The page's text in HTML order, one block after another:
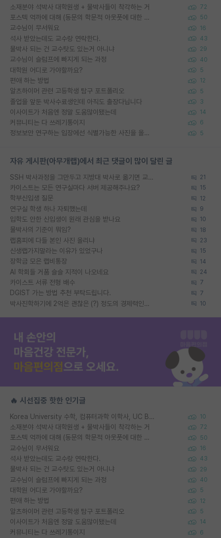
소재분야 석박사 대학원생 + 물박사들이 착각하는 거 72
포스텍 억까에 대해 (동문의 학문적 아웃풋에 대한 반박) 50
교수님이 무서워요 16
석사 받았는데도 교수랑 연락한다. 43
물박사 되는 건 교수탓도 있는거 아니냐 29
교수님이 슬럼프에 빠지게 되는 과정 40
대학원 어디로 가야할까요? 5
편애 하는 방법 12
알츠하이머 관련 고등학생 탐구 포트폴리오 5
졸업을 앞둔 박사수료생인데 아직도 출장다닙니다 3
이사이트가 처음엔 정말 도움많이됐는데 14
커뮤니티는 다 쓰레기통이지 6
정보보안 연구하는 입장에선 식별가능한 사진을 올리는건 비추이긴함 5
자유 게시판(아무개랩)에서 최근 댓글이 많이 달린 글
SSH 박사과정을 그만두고 지방대 박사로 옮기면 교수의 꿈은 끝일까요? 21
카이스트는 모든 연구실마다 서버 제공해주나요? 15
학부신입생 질문 12
연구실 학생 하나 자퇴했는데 9
입학도 안한 신입생이 원래 관심을 받나요 10
물박사의 기준이 뭐임? 18
랩홈피에 다들 본인 사진 올리냐 23
신생랩가지말라는 이유가 있었구나 15
장학금 모은 랩비통장 14
AI 학회들 거품 슬슬 지적이 나오네요 24
카이스트 서류 전형 배수 7
DGIST 가는 방법 추천 부탁드립니다. 7
박사진학하기에 2억은 괜찮은 (?) 정도의 경제력인가요 10
🔥 시선집중 핫한 인기글
Korea University 수학, 컴퓨터과학 이학사, UC Berkeley 산업공학 대학원 공학박사가 되는 것은 쉽지 않겠죠? 10
소재분야 석박사 대학원생 + 물박사들이 착각하는 거 72
포스텍 억까에 대해 (동문의 학문적 아웃풋에 대한 반박) 50
교수님이 무서워요 16
석사 받았는데도 교수랑 연락한다. 43
물박사 되는 건 교수탓도 있는거 아니냐 29
교수님이 슬럼프에 빠지게 되는 과정 40
대학원 어디로 가야할까요? 5
편애 하는 방법 12
알츠하이머 관련 고등학생 탐구 포트폴리오 5
이사이트가 처음엔 정말 도움많이됐는데 14
커뮤니티는 다 쓰레기통이지 6